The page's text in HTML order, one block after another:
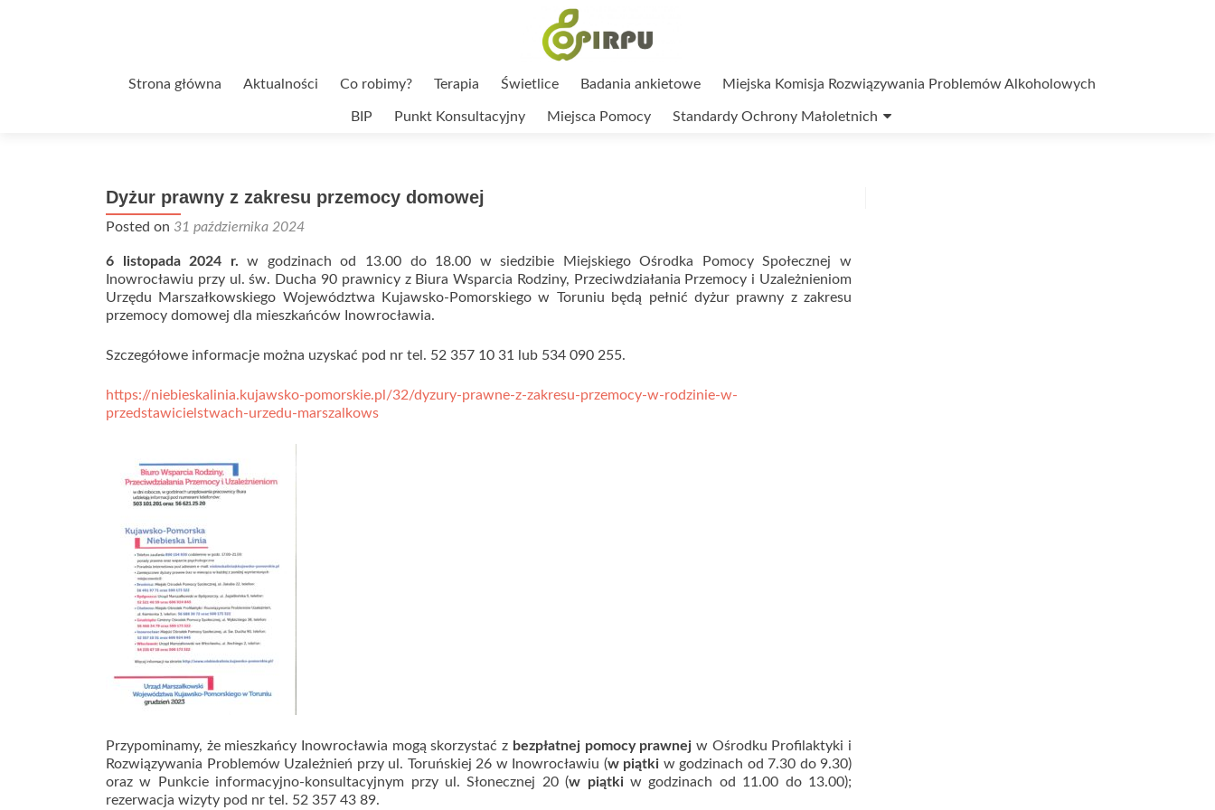
Przejdź
Strona główna Aktualności Co robimy? Terapia Świetlice Badania ankietowe Miejska Komisja Rozwiązywania Problemów Alkoholowych
BIP Punkt Konsultacyjny Miejsca Pomocy Standardy Ochrony Małoletnich
Dyżur prawny z zakresu przemocy domowej
Posted on 31 października 2024
6 listopada 2024 r. w godzinach od 13.00 do 18.00 w siedzibie Miejskiego Ośrodka Pomocy Społecznej w
Inowrocławiu przy ul. św. Ducha 90 prawnicy z Biura Wsparcia Rodziny, Przeciwdziałania Przemocy i Uzależnieniom
Urzędu Marszałkowskiego Województwa Kujawsko-Pomorskiego w Toruniu będą pełnić dyżur prawny z zakresu
przemocy domowej dla mieszkańców Inowrocławia.
Szczegółowe informacje można uzyskać pod nr tel. 52 357 10 31 lub 534 090 255.
https://niebieskalinia.kujawsko-pomorskie.pl/32/dyzury-prawne-z-zakresu-przemocy-w-rodzinie-w-
przedstawicielstwach-urzedu-marszalkows
Przypominamy, że mieszkańcy Inowrocławia mogą skorzystać z bezpłatnej pomocy prawnej w Ośrodku Profilaktyki i
Rozwiązywania Problemów Uzależnień przy ul. Toruńskiej 26 w Inowrocławiu (w piątki w godzinach od 7.30 do 9.30)
oraz w Punkcie informacyjno-konsultacyjnym przy ul. Słonecznej 20 (w piątkiw godzinach od 11.00 do 13.00);
rezerwacja wizyty pod nr tel. 52 357 43 89.